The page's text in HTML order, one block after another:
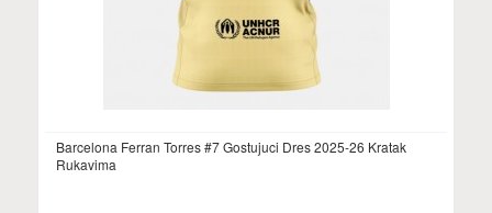
Barcelona Ferran Torres #7 Gostujuci Dres 2025-26 Kratak
Rukavima